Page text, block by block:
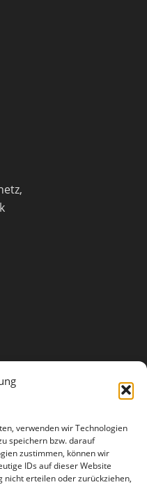
verwenden wir Technologien
speichern bzw. darauf
zustimmen, können wir
IDs auf dieser Website
nicht erteilen oder zurückziehen,